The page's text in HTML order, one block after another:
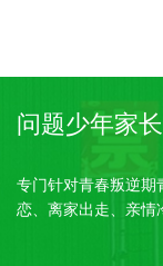
问题少年家
专门针对青春叛逆期
恋、离家出走、亲情